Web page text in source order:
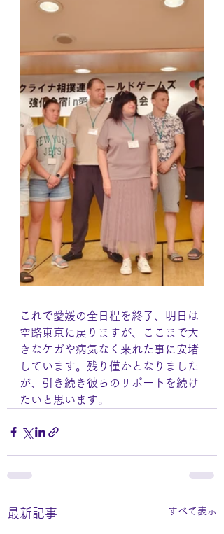
これで愛媛の全日程を終了、明日は
空路東京に戻りますが、ここまで大
きなケガや病気なく来れた事に安堵
しています。残り僅かとなりました
が、引き続き彼らのサポートを続け
たいと思います。
最新記事 すべて表示